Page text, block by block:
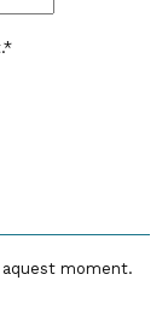
.*
aquest moment.